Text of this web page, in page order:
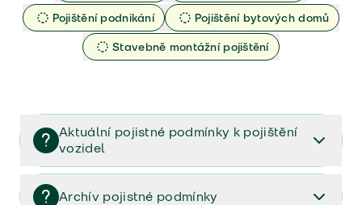
Pojištění podnikání
Pojištění bytových domů
Stavebně montážní pojištění
Aktuální pojistné podmínky k pojištění
vozidel
Pojištění vozidel/Pojistné podmínky a vše důležité ke
smlouvě (PDF)
Archív pojistné podmínky